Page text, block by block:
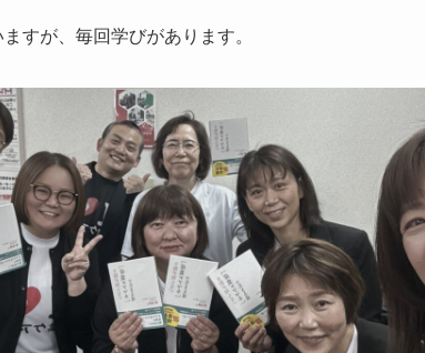
すが、毎回学びがあります。